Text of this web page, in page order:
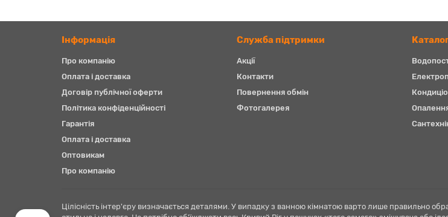
Iнформація
Про компанію
Оплата і доставка
Договір публічної оферти
Політика конфіденційності
Гарантія
Оплата і доставка
Оптовикам
Про компанію
Служба підтримки
Акції
Контакти
Повернення обмін
Фотогалерея
Цілісність інтер'єру визначається деталями. У випадку з ванною кімнатою варто лише правильно